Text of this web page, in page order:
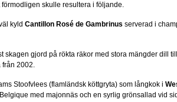
förmodligen skulle resultera i följande.
kyld Cantillon Rosé de Gambrinus serverad i
gjord på rökta räkor med stora mängder dill
från 2002.
Stoofvlees (flamländsk köttgryta) som långkok i
med majonnäs och en syrlig grönsallad vid